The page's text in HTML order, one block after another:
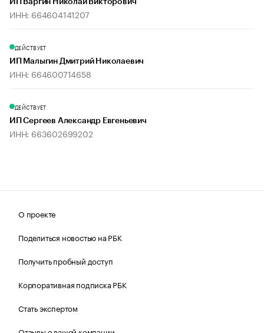
ИП Варгин Николай Викторович
ИНН: 664604141207
ДЕЙСТВУЕТ
ИП Малыгин Дмитрий Николаевич
ИНН: 664600714658
ДЕЙСТВУЕТ
ИП Сергеев Александр Евгеньевич
ИНН: 663602699202
О проекте
Поделиться новостью на РБК
Получить пробный доступ
Корпоративная подписка РБК
Стать экспертом